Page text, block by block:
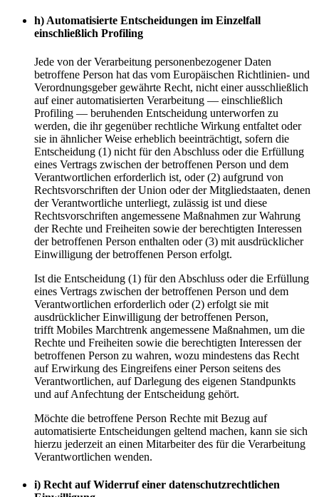
h) Automatisierte Entscheidungen im Einzelfall
einschließlich Profiling
Jede von der Verarbeitung personenbezogener Daten
betroffene Person hat das vom Europäischen Richtlinien- und
Verordnungsgeber gewährte Recht, nicht einer ausschließlich
auf einer automatisierten Verarbeitung — einschließlich
Profiling — beruhenden Entscheidung unterworfen zu
werden, die ihr gegenüber rechtliche Wirkung entfaltet oder
sie in ähnlicher Weise erheblich beeinträchtigt, sofern die
Entscheidung (1) nicht für den Abschluss oder die Erfüllung
eines Vertrags zwischen der betroffenen Person und dem
Verantwortlichen erforderlich ist, oder (2) aufgrund von
Rechtsvorschriften der Union oder der Mitgliedstaaten, denen
der Verantwortliche unterliegt, zulässig ist und diese
Rechtsvorschriften angemessene Maßnahmen zur Wahrung
der Rechte und Freiheiten sowie der berechtigten Interessen
der betroffenen Person enthalten oder (3) mit ausdrücklicher
Einwilligung der betroffenen Person erfolgt.
Ist die Entscheidung (1) für den Abschluss oder die Erfüllung
eines Vertrags zwischen der betroffenen Person und dem
Verantwortlichen erforderlich oder (2) erfolgt sie mit
ausdrücklicher Einwilligung der betroffenen Person,
trifft Mobiles Marchtrenk angemessene Maßnahmen, um die
Rechte und Freiheiten sowie die berechtigten Interessen der
betroffenen Person zu wahren, wozu mindestens das Recht
auf Erwirkung des Eingreifens einer Person seitens des
Verantwortlichen, auf Darlegung des eigenen Standpunkts
und auf Anfechtung der Entscheidung gehört.
Möchte die betroffene Person Rechte mit Bezug auf
automatisierte Entscheidungen geltend machen, kann sie sich
hierzu jederzeit an einen Mitarbeiter des für die Verarbeitung
Verantwortlichen wenden.
i) Recht auf Widerruf einer datenschutzrechtlichen